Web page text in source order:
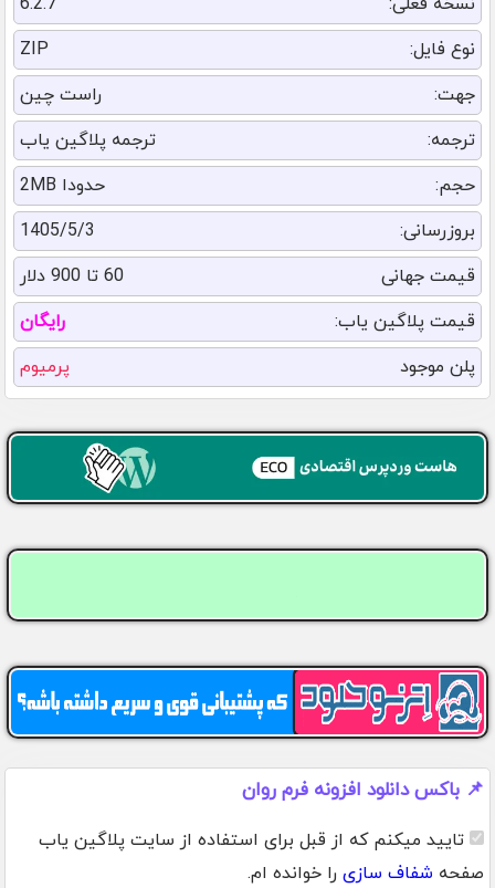
نوع فایل:
ZIP
جهت:
راست چین
ترجمه:
ترجمه پلاگین یاب
حجم:
حدودا 2MB
بروزرسانی:
1405/5/3
قیمت جهانی
60 تا 900 دلار
قیمت پلاگین یاب:
رایگان
پلن موجود
پرمیوم
📌 باکس دانلود افزونه فرم روان
تایید میکنم که از قبل برای استفاده از سایت پلاگین یاب
صفحه شفاف سازی را خوانده ام.